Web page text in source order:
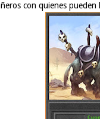
con quienes pueden